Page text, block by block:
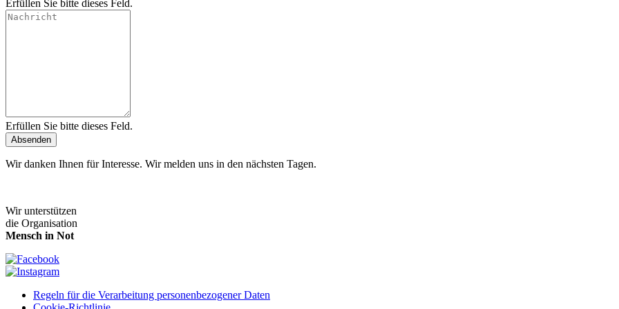
Erfüllen Sie bitte dieses Feld.
Erfüllen Sie bitte dieses Feld.
Absenden
Wir danken Ihnen für Interesse. Wir melden uns in den nächsten Tagen.
Wir unterstützen
die Organisation
Mensch in Not
Regeln für die Verarbeitung personenbezogener Daten